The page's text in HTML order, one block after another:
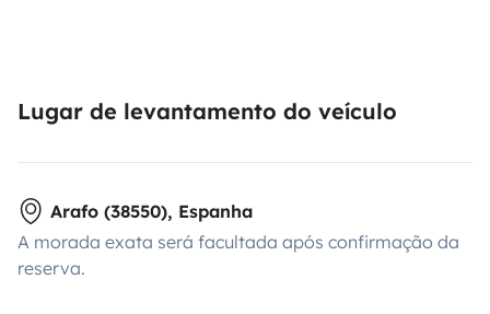
Lugar de levantamento do veículo
Arafo (38550), Espanha
A morada exata será facultada após confirmação da
reserva.